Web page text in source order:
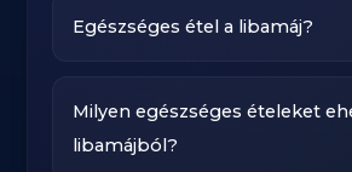
Egészséges étel a libamáj?
Milyen egészséges ételeket
libamájból?